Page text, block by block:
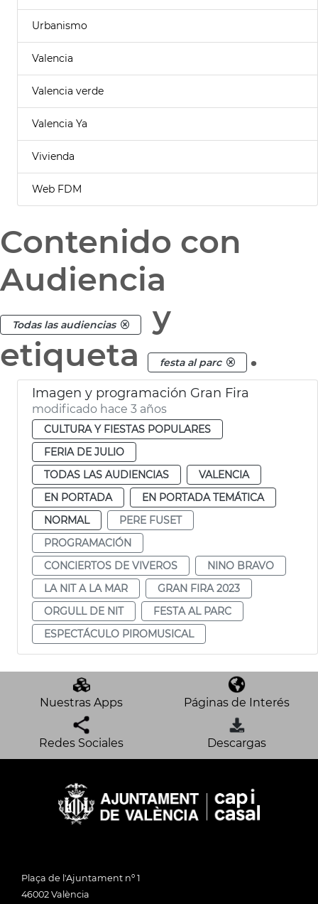
Urbanismo
Valencia
Valencia verde
Valencia Ya
Vivienda
Web FDM
Contenido con
Audiencia
Todas las audiencias
y
etiqueta
festa al parc .
Imagen y programación Gran Fira
modificado hace 3 años
CULTURA Y FIESTAS POPULARES
FERIA DE JULIO
TODAS LAS AUDIENCIAS
VALENCIA
EN PORTADA
EN PORTADA TEMÁTICA
NORMAL
PERE FUSET
PROGRAMACIÓN
CONCIERTOS DE VIVEROS
NINO BRAVO
LA NIT A LA MAR
GRAN FIRA 2023
ORGULL DE NIT
FESTA AL PARC
ESPECTÁCULO PIROMUSICAL
Nuestras Apps Páginas de Interés
Redes Sociales Descargas
Plaça de l'Ajuntament nº 1
46002 València